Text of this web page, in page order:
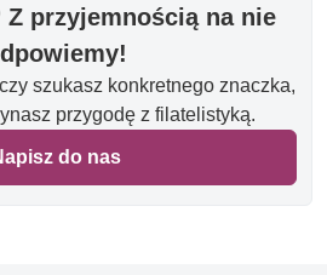
Z przyjemnością na nie
szukasz konkretnego znaczka,
przygodę z filatelistyką.
do nas